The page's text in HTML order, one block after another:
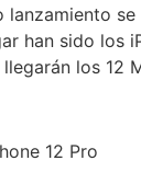
lanzamiento
han sido los
los 12